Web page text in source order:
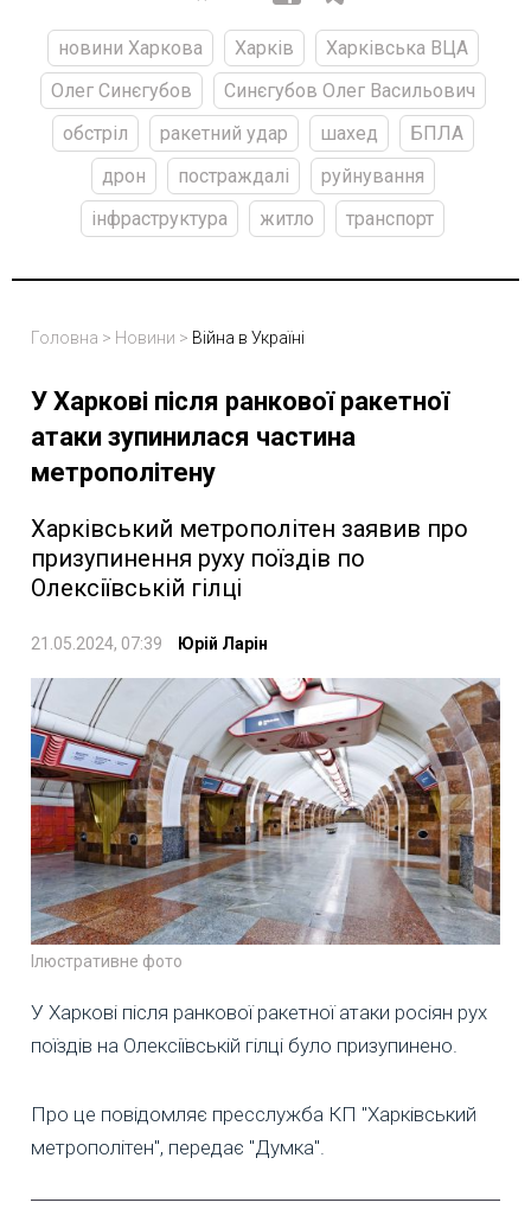
новини Харкова Харків
Харківська ВЦА
Олег Синєгубов
Синєгубов Олег Васильович
обстріл
ракетний удар шахед
БПЛА
дрон
постраждалі
руйнування
інфраструктура
житло транспорт
Головна > Новини > Війна в Україні
У Харкові після ранкової ракетної
атаки зупинилася частина
метрополітену
Харківський метрополітен заявив про
призупинення руху поїздів по
Олексіївській гілці
21.05.2024, 07:39 Юрій Ларін
Ілюстративне фото
У Харкові після ранкової ракетної атаки росіян рух
поїздів на Олексіївській гілці було призупинено.
Про це повідомляє пресслужба КП "Харківський
метрополітен", передає "Думка".